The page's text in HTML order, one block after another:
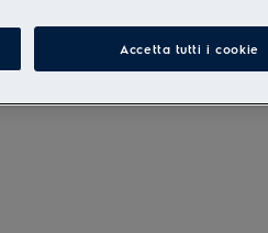
Accetta tutti i cookie